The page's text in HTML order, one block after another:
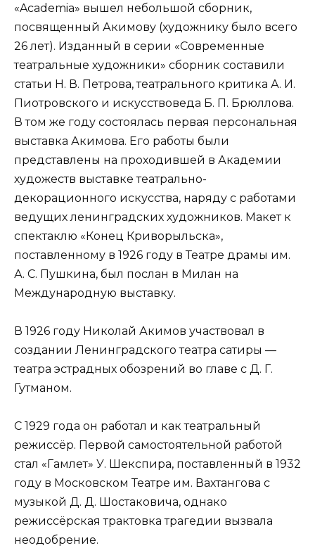
«Academia» вышел небольшой сборник,
посвященный Акимову (художнику было всего
26 лет). Изданный в серии «Современные
театральные художники» сборник составили
статьи Н. В. Петрова, театрального критика А. И.
Пиотровского и искусствоведа Б. П. Брюллова.
В том же году состоялась первая персональная
выставка Акимова. Его работы были
представлены на проходившей в Академии
художеств выставке театрально-
декорационного искусства, наряду с работами
ведущих ленинградских художников. Макет к
спектаклю «Конец Криворыльска»,
поставленному в 1926 году в Театре драмы им.
А. С. Пушкина, был послан в Милан на
Международную выставку.
В 1926 году Николай Акимов участвовал в
создании Ленинградского театра сатиры —
театра эстрадных обозрений во главе с Д. Г.
Гутманом.
С 1929 года он работал и как театральный
режиссёр. Первой самостоятельной работой
стал «Гамлет» У. Шекспира, поставленный в 1932
году в Московском Театре им. Вахтангова с
музыкой Д. Д. Шостаковича, однако
режиссёрская трактовка трагедии вызвала
неодобрение.